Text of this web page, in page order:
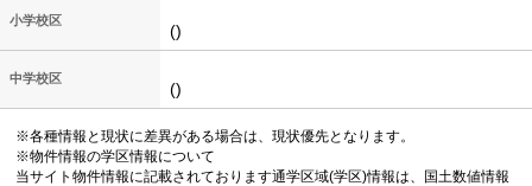
小学校区
()
中学校区
()
※各種情報と現状に差異がある場合は、現状優先となります。
※物件情報の学区情報について
当サイト物件情報に記載されております通学区域(学区)情報は、国土数値情報